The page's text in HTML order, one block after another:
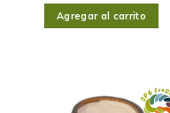
Agregar al carrito